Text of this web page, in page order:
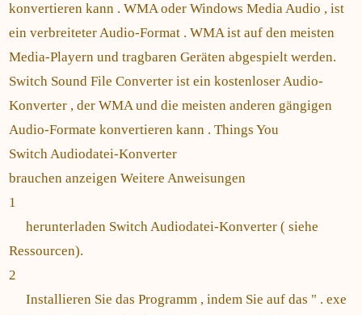
konvertieren kann . WMA oder Windows Media Audio , ist
ein verbreiteter Audio-Format . WMA ist auf den meisten
Media-Playern und tragbaren Geräten abgespielt werden.
Switch Sound File Converter ist ein kostenloser Audio-
Konverter , der WMA und die meisten anderen gängigen
Audio-Formate konvertieren kann . Things You
Switch Audiodatei-Konverter
brauchen anzeigen Weitere Anweisungen
1
herunterladen Switch Audiodatei-Konverter ( siehe
Ressourcen).
2
Installieren Sie das Programm , indem Sie auf das " . exe